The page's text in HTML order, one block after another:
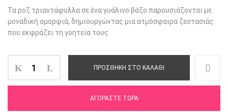
Τα ροζ τριαντάφυλλα σε ένα γυάλινο βάζο παρουσιάζονται με
μοναδική ομορφιά, δημιουργώντας μια ατμόσφαιρα ζεστασιάς
που εκφράζει τη γοητεία τους.
ΠΡΟΣΘΉΚΗ ΣΤΟ ΚΑΛΆΘΙ
ΑΓΟΡΆΣΤΕ ΤΏΡΑ